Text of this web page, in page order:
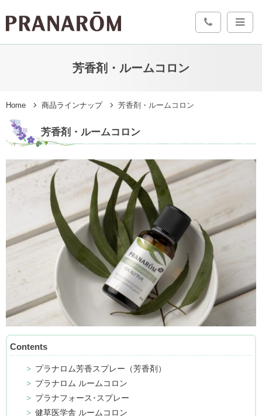
芳香剤・ルームコロン
Home 商品ラインナップ 芳香剤・ルームコロン
芳香剤・ルームコロン
Contents
プラナロム芳香スプレー（芳香剤）
プラナロム ルームコロン
プラナフォース･スプレー
健草医学舎 ルームコロン